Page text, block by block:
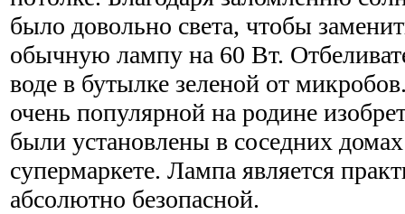
было довольно света, чтобы
обычную лампу на 60 Вт.
воде в бутылке зеленой от
очень популярной на родине
были установлены в соседних
супермаркете. Лампа является
абсолютно безопасной.